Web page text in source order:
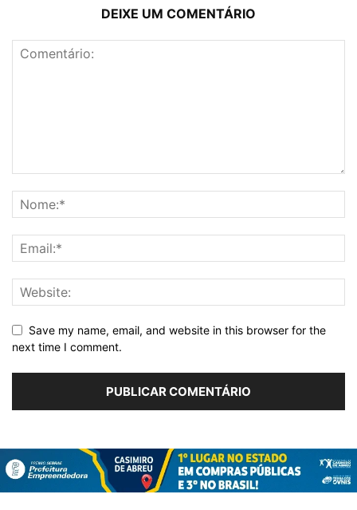
DEIXE UM COMENTÁRIO
Save my name, email, and website in this browser for the
next time I comment.